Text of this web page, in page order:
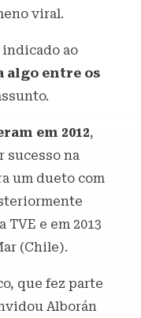
viral.
ao
algo entre os
em 2012,
sucesso na
um dueto com
e em 2013
(Chile).
que fez parte
Alborán